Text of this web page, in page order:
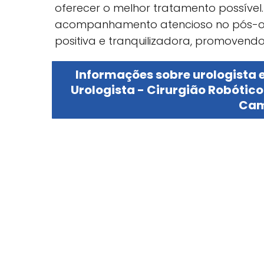
oferecer o melhor tratamento
acompanhamento atencioso no pós-
positiva e tranquilizadora,
Informações sobre urologista
Urologista - Cirurgião